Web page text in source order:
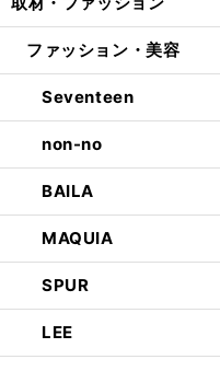
ファッション・美容
Seventeen
non-no
BAILA
MAQUIA
SPUR
LEE